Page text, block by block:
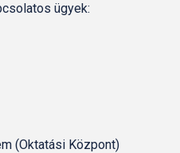
ügyek:
(Oktatási Központ)